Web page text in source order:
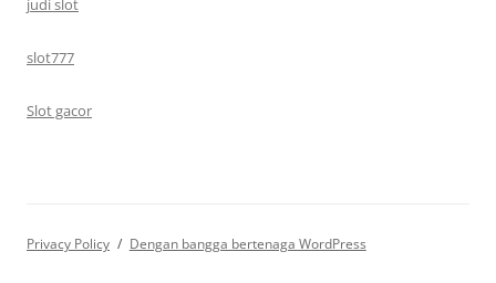
judi slot
slot777
Slot gacor
Privacy Policy Dengan bangga bertenaga WordPress